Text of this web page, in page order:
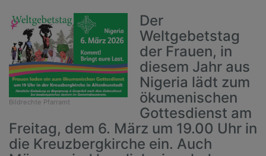
Bildrechte Pfarramt
Der
Weltgebetstag
der Frauen, in
diesem Jahr aus
Nigeria lädt zum
ökumenischen
Gottesdienst am
Freitag, dem 6. März um 19.00 Uhr in
die Kreuzbergkirche ein. Auch